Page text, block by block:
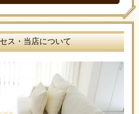
ス・当店について